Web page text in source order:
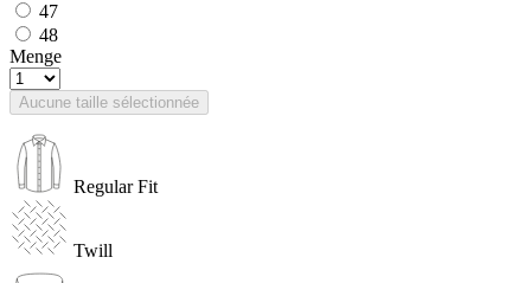
47
48
Menge
Aucune taille sélectionnée
Regular Fit
Twill